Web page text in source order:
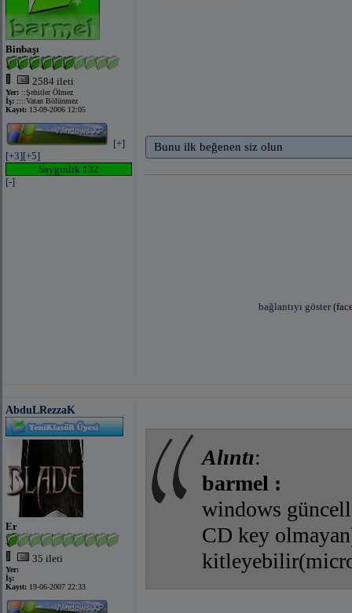
Binbaşı
2584 ileti
Yer: ::Şehitler Ölmez
İş: ::::Vatan Bölünmez
Kayıt: 13-09-2006 12:05
[+]
[+3][+5]
Saygınlık 132
[-]
Bunu ilk beğenen siz olun
bağlantıyı göster
AbduLRezzaK
Er
35 ileti
Yer:
İş:
Kayıt: 19-06-2007 22:33
Alıntı:
barmel :
windows
CD key